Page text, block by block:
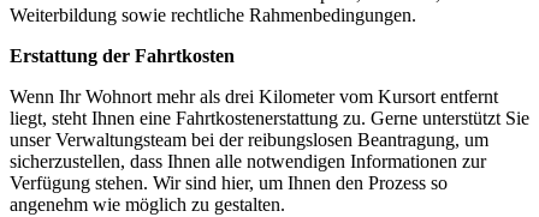
Weiterbildung sowie rechtliche Rahmenbedingungen.
Erstattung der Fahrtkosten
Wenn Ihr Wohnort mehr als drei Kilometer vom Kursort entfernt
liegt, steht Ihnen eine Fahrtkostenerstattung zu. Gerne unterstützt Sie
unser Verwaltungsteam bei der reibungslosen Beantragung, um
sicherzustellen, dass Ihnen alle notwendigen Informationen zur
Verfügung stehen. Wir sind hier, um Ihnen den Prozess so
angenehm wie möglich zu gestalten.